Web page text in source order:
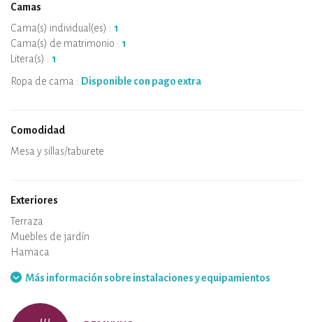
Camas
Cama(s) individual(es) : 1
Cama(s) de matrimonio : 1
Litera(s) : 1
Ropa de cama : Disponible con pago extra
Comodidad
Microondas
Cafetera
Hervidor
Placa de cocción
Horno
Nevera
Vajilla
Lavavajillas
Silla de bebe
Spa
Sauna
Mesa y sillas/taburete
Exteriores
Terraza
Muebles de jardín
Barbacoa
Hamaca
Más información sobre instalaciones y equipamientos